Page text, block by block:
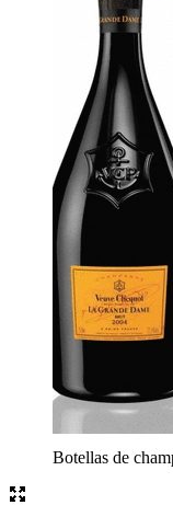
Botellas de